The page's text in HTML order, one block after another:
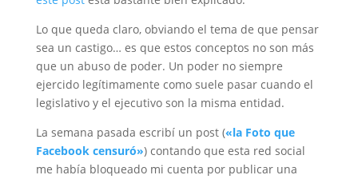
Lo que queda claro, obviando el tema de que pensar
sea un castigo… es que estos conceptos no son más
que un abuso de poder. Un poder no siempre
ejercido legítimamente como suele pasar cuando el
legislativo y el ejecutivo son la misma entidad.
La semana pasada escribí un post («la Foto que
Facebook censuró») contando que esta red social
me había bloqueado mi cuenta por publicar una